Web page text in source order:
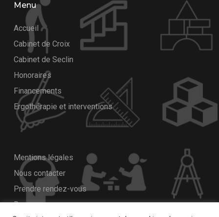
Menu
Accueil
Cabinet de Croix
Cabinet de Seclin
Honoraires
Financements
Ergothérapie et interventions
Mentions légales
Nous contacter
Prendre rendez-vous
Ressources